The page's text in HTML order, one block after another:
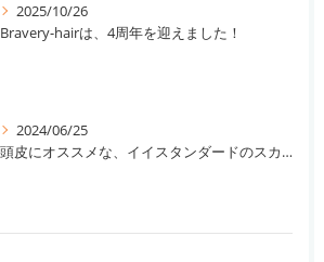
2025/10/26
Bravery-hairは、4周年を迎えました！
2024/06/25
頭皮にオススメな、イイスタンダードのスカルプ系シャンプー＆トリートメントです！